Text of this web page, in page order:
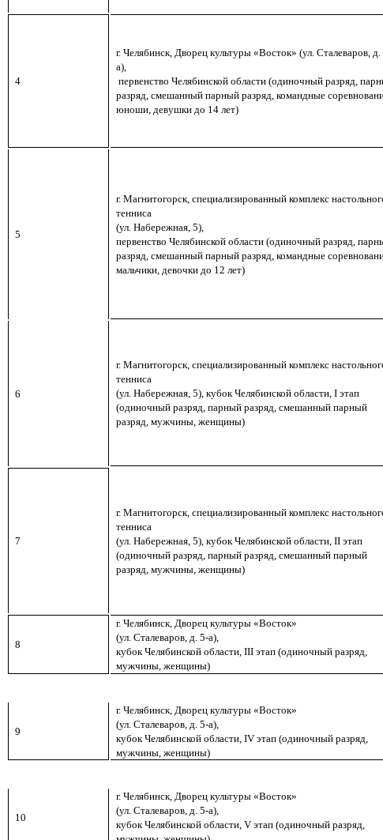
4
г. Челябинск, Дворец культуры «Восток» (ул. Сталеваров, д.
а),
первенство Челябинской области (одиночный разряд,
разряд, смешанный парный разряд, командные
юноши, девушки до 14 лет)
5
г. Магнитогорск,специализированный комплекс
тенниса
(ул. Набережная, 5),
первенство Челябинской области (одиночный разряд,
разряд, смешанный парный разряд, командные
мальчики, девочки до 12 лет)
6
г. Магнитогорск,специализированный комплекс
тенниса
(ул. Набережная, 5),кубок Челябинской области,I этап
(одиночный разряд,парный разряд, смешанный парный
разряд,мужчины, женщины)
7
г. Магнитогорск,специализированный комплекс
тенниса
(ул. Набережная, 5),кубок Челябинской области,II этап
(одиночный разряд,парный разряд, смешанный парный
разряд,мужчины, женщины)
8
г. Челябинск, Дворец культуры «Восток»
(ул. Сталеваров, д. 5-а),
кубок Челябинской области,III этап (одиночный разряд,
мужчины, женщины)
9
г. Челябинск, Дворец культуры «Восток»
(ул. Сталеваров, д. 5-а),
кубок Челябинской области,IV этап (одиночный разряд,
мужчины, женщины)
10
г. Челябинск, Дворец культуры «Восток»
(ул. Сталеваров, д. 5-а),
кубок Челябинской области,V этап (одиночный разряд,